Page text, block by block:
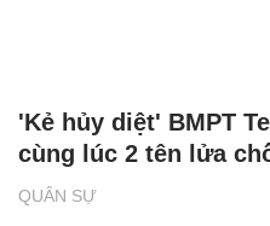
QUÂN SỰ
'Kẻ hủy diệt' BMPT
cùng lúc 2 tên lửa